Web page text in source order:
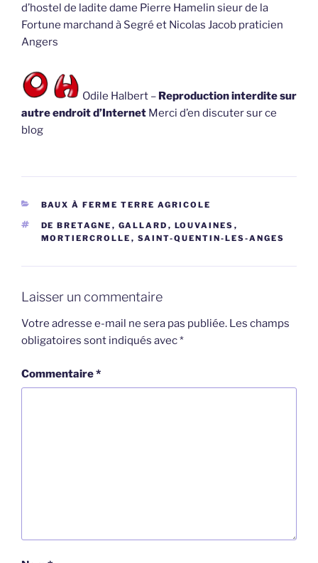
d’hostel de ladite dame Pierre Hamelin sieur de la
Fortune marchand à Segré et Nicolas Jacob praticien
Angers
Odile Halbert – Reproduction interdite sur
autre endroit d’Internet Merci d’en discuter sur ce
blog
CATÉGORIES
BAUX À FERME TERRE AGRICOLE
ÉTIQUETTES
DE BRETAGNE , GALLARD , LOUVAINES ,
MORTIERCROLLE , SAINT-QUENTIN-LES-ANGES
Laisser un commentaire
Votre adresse e-mail ne sera pas publiée. Les champs
obligatoires sont indiqués avec*
Commentaire*